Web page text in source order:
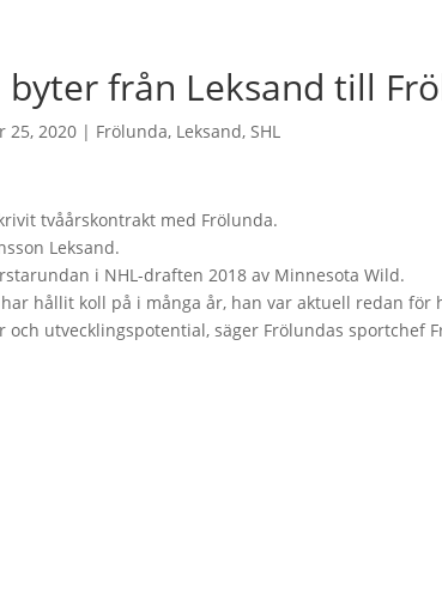
byter från Leksand till
25, 2020 | Frölunda, Leksand, SHL
tvåårskontrakt med Frölunda.
Leksand.
i NHL-draften 2018 av Minnesota Wild.
hållit koll på i många år, han var aktuell redan för
och utvecklingspotential, säger Frölundas sportchef